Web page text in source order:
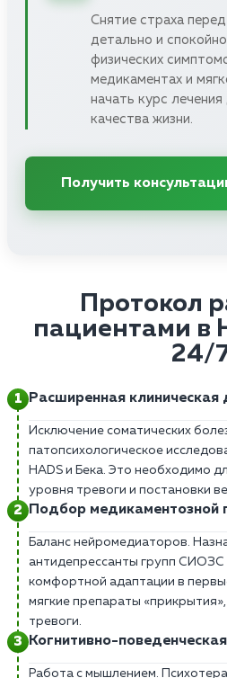
Снятие страха
детально и
физических
медикаментах и
начать курс
качества жизни.
Получить
Протокол
пациентами в
24/
Расширенная клиническая
Исключение соматических
патопсихологическое
HADS и Бека. Это необходимо
уровня тревоги и постановки
Подбор медикаментозной
Баланс нейромедиаторов.
антидепрессанты групп
комфортной адаптации в
мягкие препараты
тревоги.
Когнитивно-
Работа с мышлением.